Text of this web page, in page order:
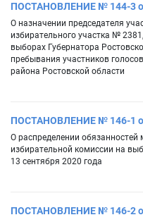
ПОСТАНОВЛЕНИЕ № 144-3
О назначении председателя
избирательного участка №
выборах Губернатора
пребывания участников
района Ростовской области
ПОСТАНОВЛЕНИЕ № 146-1
О распределении
избирательной комиссии на
13 сентября 2020 года
ПОСТАНОВЛЕНИЕ № 146-2